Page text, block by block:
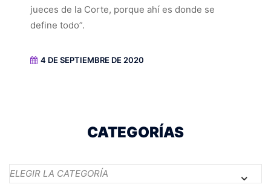
jueces de la Corte, porque ahí es donde se
define todo”.
4 DE SEPTIEMBRE DE 2020
CATEGORÍAS
Categorías